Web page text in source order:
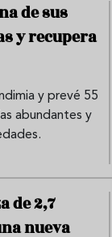
de sus
y recupera
y prevé 55
abundantes y
de 2,7
nueva